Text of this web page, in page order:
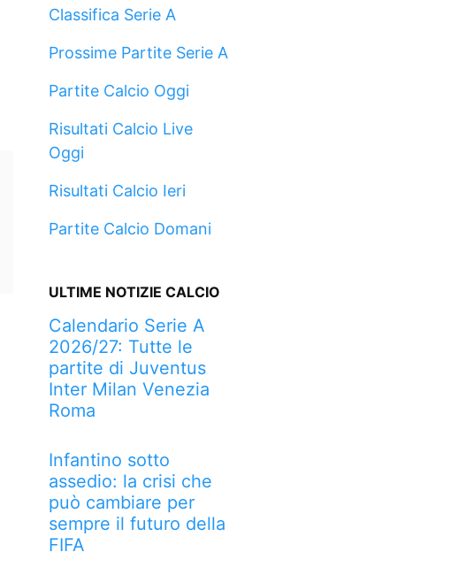
Classifica Serie A
Prossime Partite Serie A
Partite Calcio Oggi
Risultati Calcio Live
Oggi
Risultati Calcio Ieri
Partite Calcio Domani
ULTIME NOTIZIE CALCIO
Calendario Serie A
2026/27: Tutte le
partite di Juventus
Inter Milan Venezia
Roma
Infantino sotto
assedio: la crisi che
può cambiare per
sempre il futuro della
FIFA